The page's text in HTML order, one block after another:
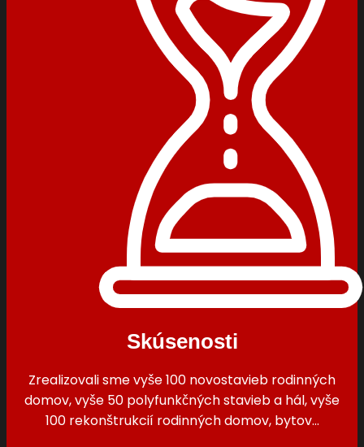
Skúsenosti
Zrealizovali sme vyše 100 novostavieb rodinných
domov, vyše 50 polyfunkčných stavieb a hál, vyše
100 rekonštrukcií rodinných domov, bytov…